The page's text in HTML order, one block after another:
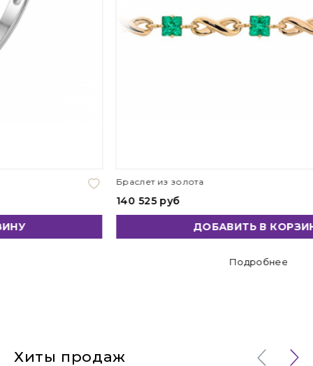
Браслет из золота
ДОБАВИТЬ В КОРЗИНУ
Хиты продаж